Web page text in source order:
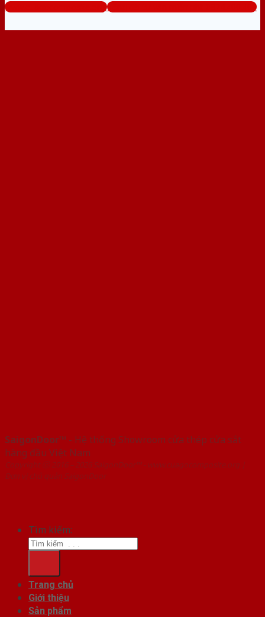
www.cuagocomposite.org Tổng đài tư vấn miễn phí: 0824.400.400
SaigonDoor™ - Hệ thống Showroom cửa thép cửa sắt
hàng đầu Việt Nam
Copyright ⓒ 2016 – 2026 SaigonDoor™ - www.cuagocomposite.org |
Đơn vị chủ quản SaigonDoor
Tìm kiếm:
Trang chủ
Giới thiệu
Sản phẩm